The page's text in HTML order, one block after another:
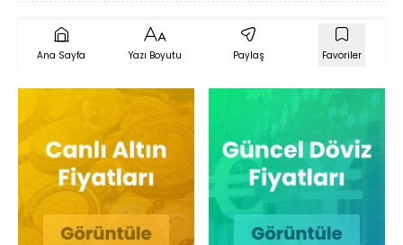
Ana Sayfa Yazı Boyutu Paylaş Favoriler